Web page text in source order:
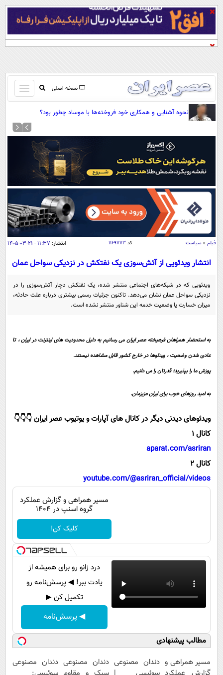
نسخه اصلی
باز
و
کردن
صفحه اول
آرشیو
نظرسنجی
آب و هوا
اوقات شرعی
سواد زندگی
اقتصاد
اقتصادی
جامعه
حوادث
بین الملل
فناوری و It
قرآن
مجله تصویری سلاح
ورزش
گوناگون
سلامت
فرهنگی
اجتماعی
سیاست خارجی
خواندنی ها و دیدنی ها
آشپزی
دانلود
آموزش زبان
نحوه آشنایی و همکاری خود فروخته‌ها با موساد چطور بود؟
فیلم » سیاست کد۱۱۶۹۷۷۳ انتشار: ۱۱:۳۷ - ۲۱-۰۳-۱۴۰۵
انتشار ویدئویی از آتش‌سوزی یک نفتکش در نزدیکی سواحل عمان
ویدئویی که در شبکه‌های اجتماعی منتشر شده، یک نفتکش دچار آتش‌سوزی را در
نزدیکی سواحل عمان نشان می‌دهد. تاکنون جزئیات رسمی بیشتری درباره علت حادثه،
میزان خسارت یا وضعیت خدمه این شناور منتشر نشده است.
به استحضار همراهان فرهیخته عصر ایران می رسانیم به دلیل محدودیت های اینترنت در ایران ، تا
عادی شدن وضعیت ، ویدئوها در خارج کشور قابل مشاهده نیستند.
پوزش ما را بپذیرید؛ قدرتان را می دانیم.
به امید روزهای خوب برای ایران عزیزمان.
ویدئوهای دیدنی دیگر در کانال های آپارات و یوتیوب عصر ایران 👇👇👇
کانال 1
aparat.com/asriran
کانال 2
youtube.com/@asriran_official/videos
مسیر همراهی و گزارش عملکرد
گروه اسنپ در ۱۴۰۴
کلیک کن!
درد زانو رو برای همیشه از
یادت ببر! ◀ پرسش‌نامه رو
تکمیل کن ▶
◀ پرسش‌نامه
مطالب پیشنهادی
مسیر همراهی و دندان مصنوعی دندان مصنوعی دندان مصنوعی